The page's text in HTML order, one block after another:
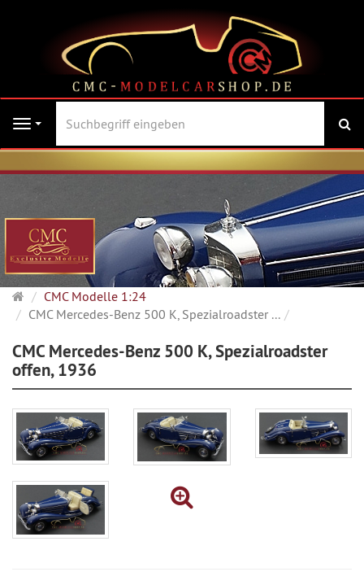
Navigation
Startseite
CMC Modelle 1:24
CMC Mercedes-Benz 500 K, Spezialroadster ...
CMC Mercedes-Benz 500 K, Spezialroadster
offen, 1936